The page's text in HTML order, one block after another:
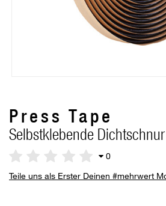
Press Tape
Selbstklebende Dichtschnur
0
Teile uns als Erster Deinen #mehrwert